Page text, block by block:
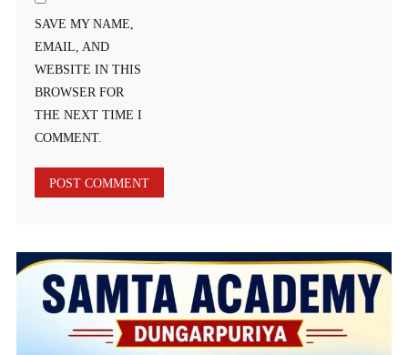
SAVE MY NAME,
EMAIL, AND
WEBSITE IN THIS
BROWSER FOR
THE NEXT TIME I
COMMENT.